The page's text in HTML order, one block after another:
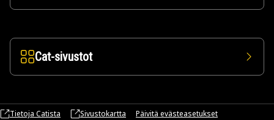
Cat-sivustot
Tietoja Catista Sivustokartta Päivitä evästeasetukset